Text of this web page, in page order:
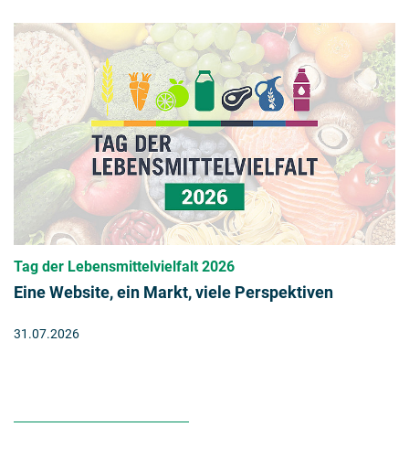
Tag der Lebensmittelvielfalt 2026
Eine Website, ein Markt, viele Perspektiven
31.07.2026